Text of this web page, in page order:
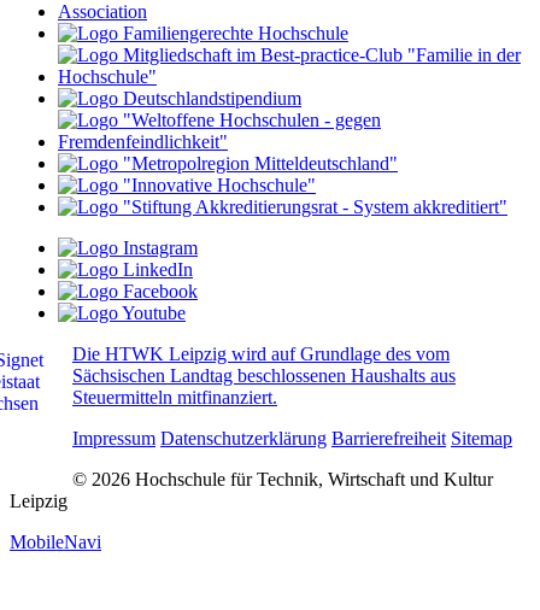
Die HTWK Leipzig wird auf Grundlage des vom
Sächsischen Landtag beschlossenen Haushalts aus
Steuermitteln mitfinanziert.
Impressum Datenschutzerklärung Barrierefreiheit Sitemap
© 2026 Hochschule für Technik, Wirtschaft und Kultur
Leipzig
MobileNavi